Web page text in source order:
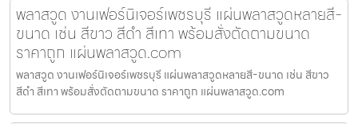
พลาสวูด งานเฟอร์นิเจอร์เพชรบุรี แผ่นพลาสวูดหลายสี-
ขนาด เช่น สีขาว สีดำ สีเทา พร้อมสั่งตัดตามขนาด
ราคาถูก แผ่นพลาสวูด.com
พลาสวูด งานเฟอร์นิเจอร์เพชรบุรี แผ่นพลาสวูดหลายสี-ขนาด เช่น สีขาว
สีดำ สีเทา พร้อมสั่งตัดตามขนาด ราคาถูก แผ่นพลาสวูด.com